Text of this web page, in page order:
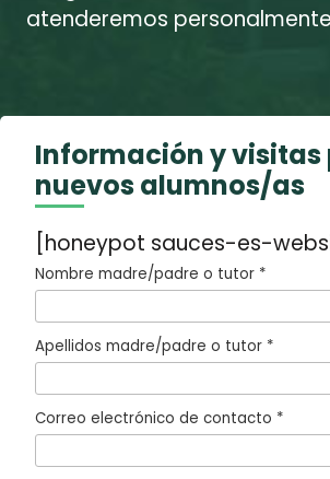
atenderemos
Información y visitas
nuevos alumnos/as
[honeypot sauces-es-
Nombre madre/padre o tutor *
Apellidos madre/padre o tutor *
Correo electrónico de contacto *